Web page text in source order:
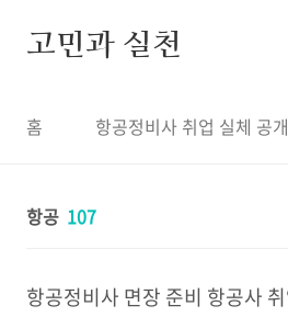
고민과 실천
홈 항공정비사 취업 실체 공개
항공 107